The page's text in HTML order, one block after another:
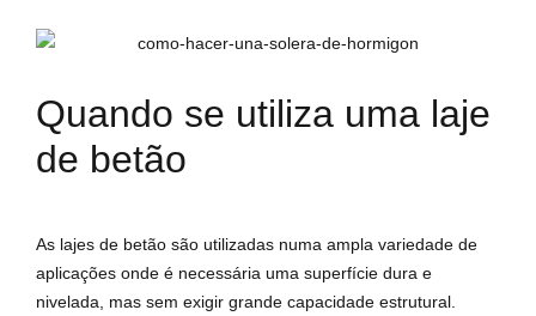
Quando se utiliza uma laje
de betão
As lajes de betão são utilizadas numa ampla variedade de
aplicações onde é necessária uma superfície dura e
nivelada, mas sem exigir grande capacidade estrutural.